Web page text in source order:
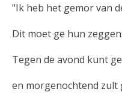
"Ik heb het gemor van
Dit moet ge hun zeggen:
Tegen de avond kunt
en morgenochtend zult